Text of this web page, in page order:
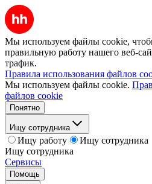
Мы используем файлы cookie,
правильную работу нашего веб-
трафик.
Правила использования файлов
Мы используем файлы cookie.
файлов cookie
Понятно
Ищу сотрудника
Ищу работу
Ищу сотрудника
Ищу сотрудника
Сервисы
Помощь